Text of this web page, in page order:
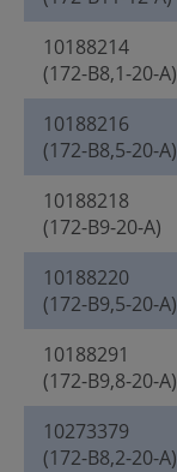
10188214
(172-B8,1-20-A)
10188216
(172-B8,5-20-A)
10188218
(172-B9-20-A)
10188220
(172-B9,5-20-A)
10188291
(172-B9,8-20-A)
10273379
(172-B8,2-20-A)